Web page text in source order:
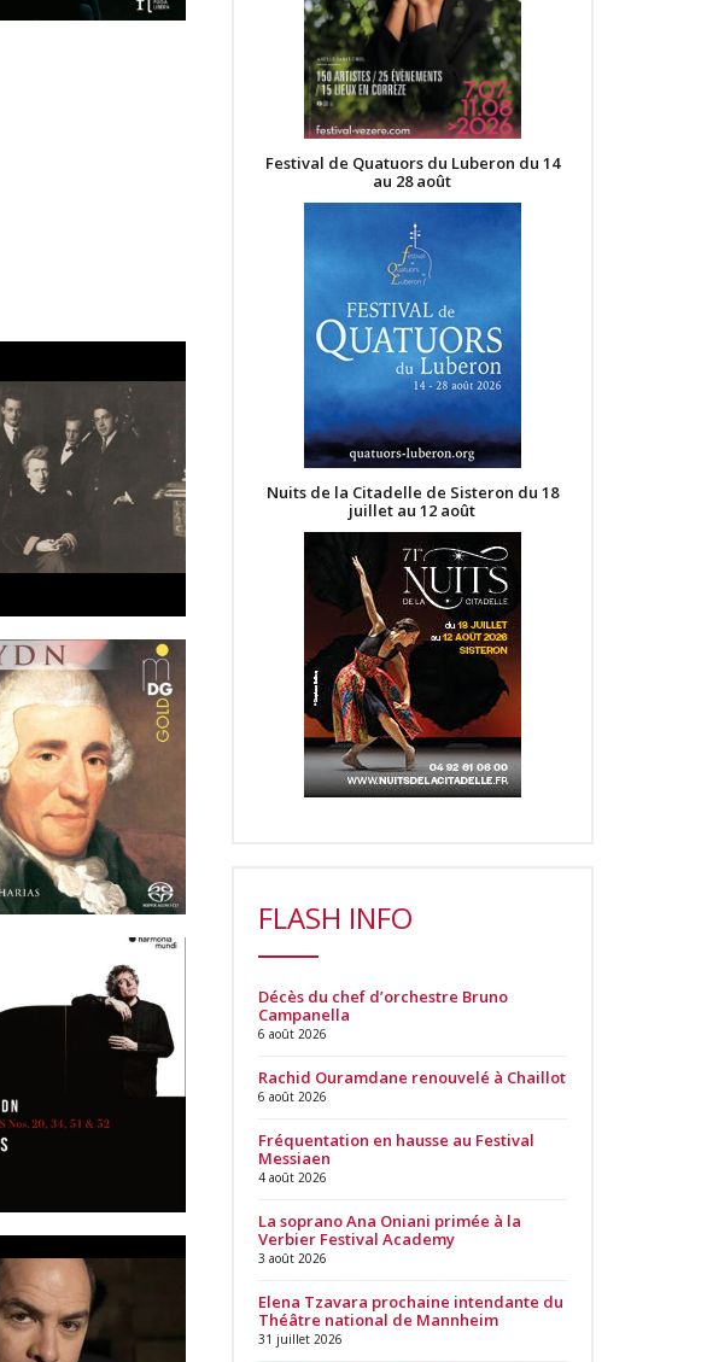
Festival de Quatuors du Luberon du 14
au 28 août
Nuits de la Citadelle de Sisteron du 18
juillet au 12 août
FLASH INFO
Décès du chef d’orchestre Bruno
Campanella
6 août 2026
Rachid Ouramdane renouvelé à Chaillot
6 août 2026
Fréquentation en hausse au Festival
Messiaen
4 août 2026
La soprano Ana Oniani primée à la
Verbier Festival Academy
3 août 2026
Elena Tzavara prochaine intendante du
Théâtre national de Mannheim
31 juillet 2026